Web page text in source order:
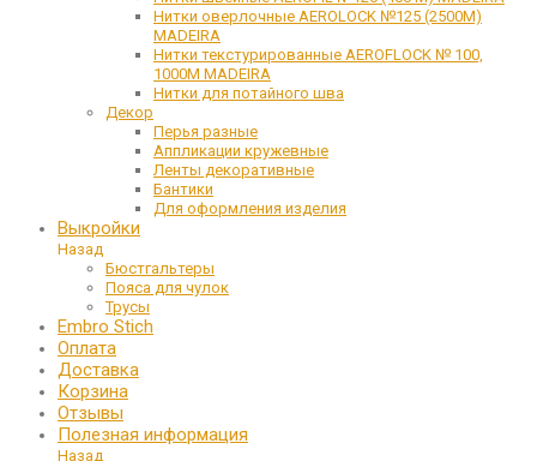
Нитки оверлочные AEROLOCK №125 (2500М)
MADEIRA
Нитки текстурированные AEROFLOCK № 100,
1000М MADEIRA
Нитки для потайного шва
Декор
Перья разные
Аппликации кружевные
Ленты декоративные
Бантики
Для оформления изделия
Выкройки
Назад
Бюстгальтеры
Пояса для чулок
Трусы
Embro Stich
Оплата
Доставка
Корзина
Отзывы
Полезная информация
Назад